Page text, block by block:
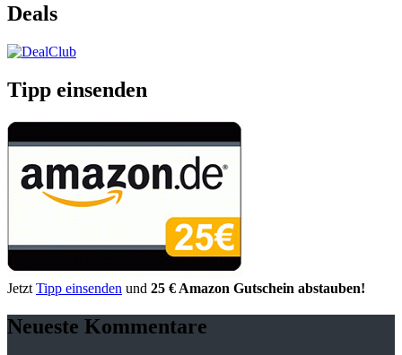
Deals
Tipp einsenden
Jetzt Tipp einsenden und 25 € Amazon Gutschein abstauben!
Neueste Kommentare